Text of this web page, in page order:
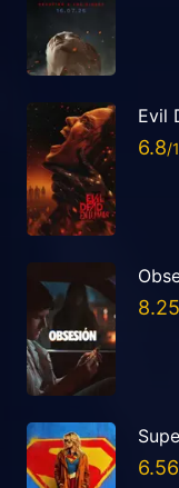
Evil
6.8
8.25
6.56